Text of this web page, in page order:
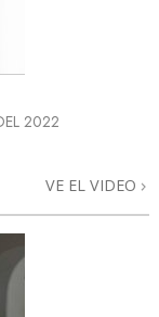
2022
VE EL VIDEO